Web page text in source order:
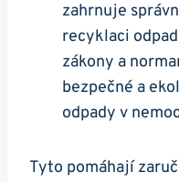
zahrnuje
recyklaci
zákony a
bezpečné a
odpady v
Tyto pomáhají